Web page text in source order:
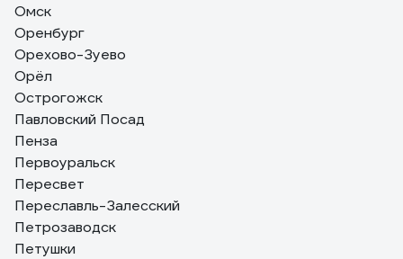
Омск
Оренбург
Орехово-Зуево
Орёл
Острогожск
Павловский Посад
Пенза
Первоуральск
Пересвет
Переславль-Залесский
Петрозаводск
Петушки